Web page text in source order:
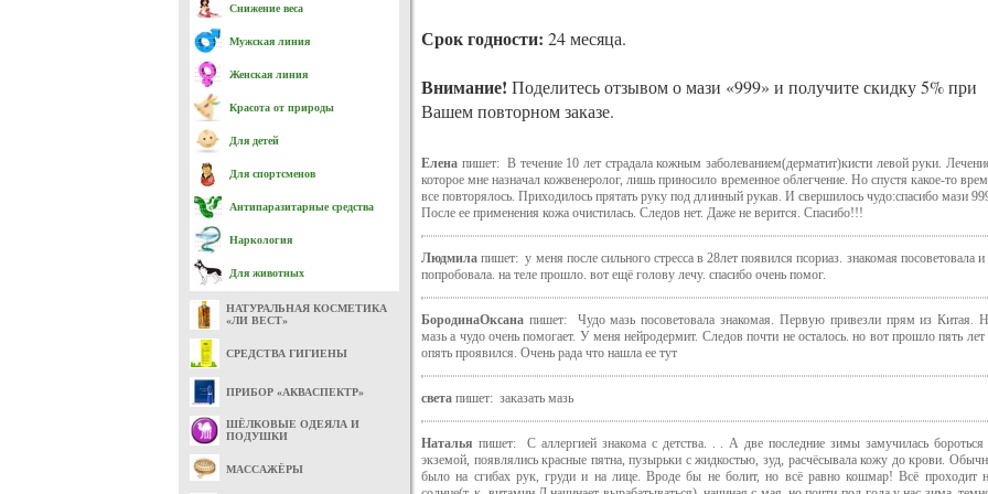
Снижение веса
Мужская линия
Женская линия
Красота от природы
Для детей
Для спортсменов
Антипаразитарные средства
Наркология
Для животных
НАТУРАЛЬНАЯ КОСМЕТИКА
«ЛИ ВЕСТ»
СРЕДСТВА ГИГИЕНЫ
ПРИБОР «АКВАСПЕКТР»
ШЁЛКОВЫЕ ОДЕЯЛА И
ПОДУШКИ
МАССАЖЁРЫ
Срок годности: 24 месяца.
Внимание! Поделитесь отзывом о мази «999» и получите скидку 5% при
Вашем повторном заказе.
Елена пишет: В течение 10 лет страдала кожным заболеванием(дерматит)кисти левой руки.
которое мне назначал кожвенеролог, лишь приносило временное облегчение. Но спустя какое-то
все повторялось. Приходилось прятать руку под длинный рукав. И свершилось чудо:спасибо мази
После ее применения кожа очистилась. Следов нет. Даже не верится. Спасибо!!!
Людмила пишет: у меня после сильного стресса в 28лет появился псориаз. знакомая посоветовала и
попробовала. на теле прошло. вот ещё голову лечу. спасибо очень помог.
БородинаОксана пишет: Чудо мазь посоветовала знакомая. Первую привезли прям из Китая.
мазь а чудо очень помогает. У меня нейродермит. Следов почти не осталось. но вот прошло пять лет
опять проявился. Очень рада что нашла ее тут
света пишет: заказать мазь
Наталья пишет: С аллергией знакома с детства. . . А две последние зимы замучилась бороться
экземой, появлялись красные пятна, пузырьки с жидкостью, зуд, расчёсывала кожу до крови.
было на сгибах рук, груди и на лице. Вроде бы не болит, но всё равно кошмар! Всё проходит